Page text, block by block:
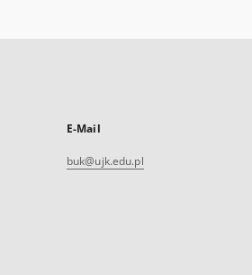
E-Mail
buk@ujk.edu.pl